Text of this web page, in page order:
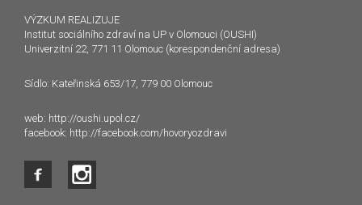
VÝZKUM REALIZUJE
Institut sociálního zdraví na UP v Olomouci (OUSHI)
Univerzitní 22, 771 11 Olomouc (korespondenční adresa)
Sídlo: Kateřinská 653/17, 779 00 Olomouc
web: http://oushi.upol.cz/
facebook: http://facebook.com/hovoryozdravi